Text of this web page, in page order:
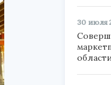
30 июля